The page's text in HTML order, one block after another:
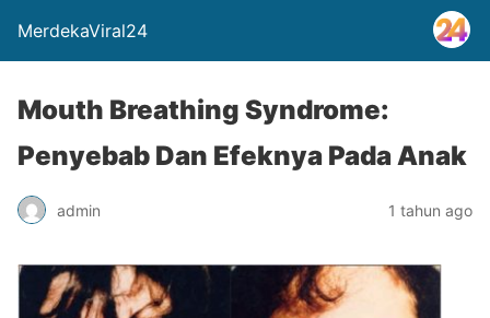
MerdekaViral24
Mouth Breathing Syndrome:
Penyebab Dan Efeknya Pada Anak
admin 1 tahun ago